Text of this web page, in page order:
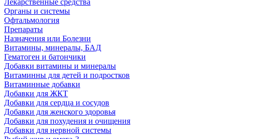
Лекарственные средства
Органы и системы
Офтальмология
Препараты
Назначения или Болезни
Витамины, минералы, БАД
Гематоген и батончики
Добавки витамины и минералы
Витаминны для детей и подростков
Витаминные добавки
Добавки для ЖКТ
Добавки для сердца и сосудов
Добавки для женского здоровья
Добавки для похудения и очищения
Добавки для нервной системы